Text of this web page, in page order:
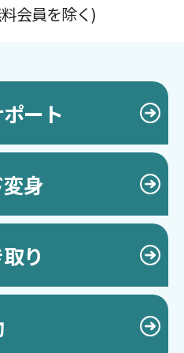
会員を除く)
ート
身
り